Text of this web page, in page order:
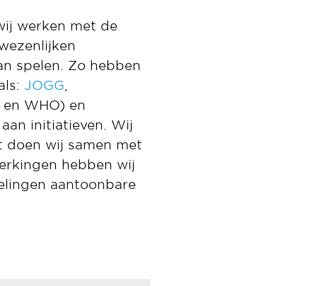
werken met de
spelen. Zo hebben
JOGG
en WHO) en
initiatieven. Wij
wij samen met
hebben wij
aantoonbare